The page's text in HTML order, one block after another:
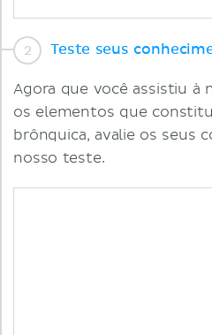
Teste seus
Agora que você assistiu à
os elementos que
brônquica, avalie os seus
nosso teste.